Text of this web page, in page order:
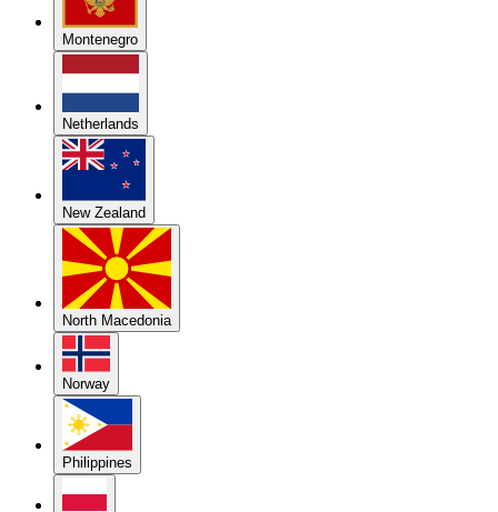
Montenegro
Netherlands
New Zealand
North Macedonia
Norway
Philippines